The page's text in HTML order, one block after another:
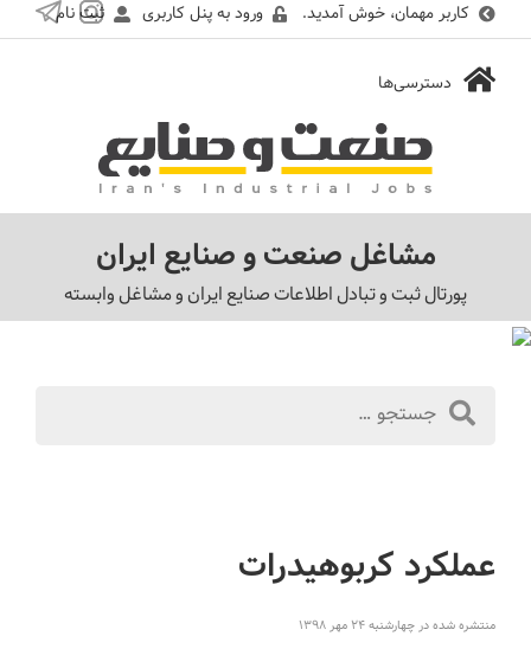
کاربر مهمان، خوش آمدید. ورود به پنل کاربری ثبت نام
مشاغل صنعت و صنایع ایران
پورتال ثبت و تبادل اطلاعات صنایع ایران و مشاغل وابسته
عملکرد کربوهیدرات
منتشره شده در چهارشنبه ۲۴ مهر ۱۳۹۸